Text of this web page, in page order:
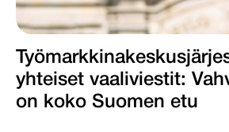
yhteiset vaaliviestit:
on koko Suomen etu